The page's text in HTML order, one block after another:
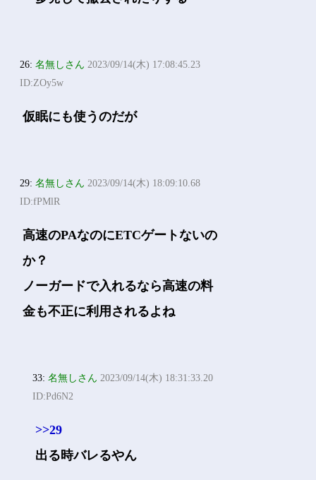
26:名無しさん 2023/09/14(木) 17:08:45.23
ID:ZOy5w
仮眠にも使うのだが
29:名無しさん 2023/09/14(木) 18:09:10.68
ID:fPMlR
高速のPAなのにETCゲートないの
か？
ノーガードで入れるなら高速の料
金も不正に利用されるよね
33:名無しさん 2023/09/14(木) 18:31:33.20
ID:Pd6N2
>>29
出る時バレるやん